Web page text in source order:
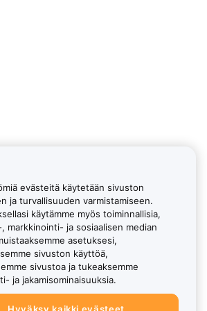
evästeitä käytetään sivuston
ja turvallisuuden varmistamiseen.
käytämme myös toiminnallisia,
markkinointi- ja sosiaalisen median
asetuksesi,
sivuston käyttöä,
sivustoa ja tukeaksemme
ja jakamisominaisuuksia.